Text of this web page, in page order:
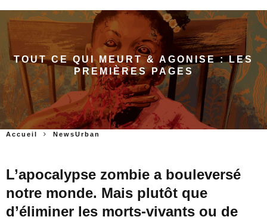
TOUT CE QUI MEURT & AGONISE : LES
PREMIÈRES PAGES
Accueil NewsUrban
L’apocalypse zombie a bouleversé
notre monde. Mais plutôt que
d’éliminer les morts-vivants ou de